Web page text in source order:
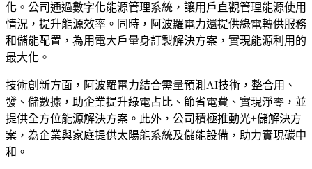
化。公司通過數字化能源管理系統，讓用戶直觀管理能源使用
情況，提升能源效率。同時，阿波羅電力還提供綠電轉供服務
和儲能配置，為用電大戶量身訂製解決方案，實現能源利用的
最大化。
技術創新方面，阿波羅電力結合需量預測AI技術，整合用、
發、儲數據，助企業提升綠電占比、節省電費、實現淨零，並
提供全方位能源解決方案。此外，公司積極推動光+儲解決方
案，為企業與家庭提供太陽能系統及儲能設備，助力實現碳中
和。